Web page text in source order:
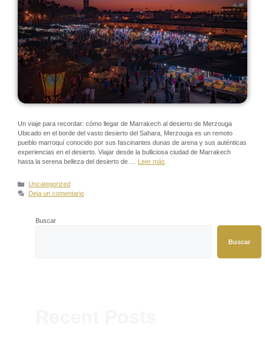
Un viaje para recordar: cómo llegar de Marrakech al desierto de Merzouga
Ubicado en el borde del vasto desierto del Sahara, Merzouga es un remoto
pueblo marroquí conocido por sus fascinantes dunas de arena y sus auténticas
experiencias en el desierto. Viajar desde la bulliciosa ciudad de Marrakech
hasta la serena belleza del desierto de … Leer más
Uncategorized
Deja un comentario
Buscar
Buscar